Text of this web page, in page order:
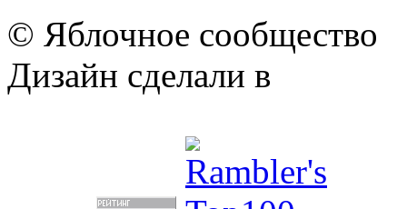
© Яблочное сообщество
Дизайн сделали в